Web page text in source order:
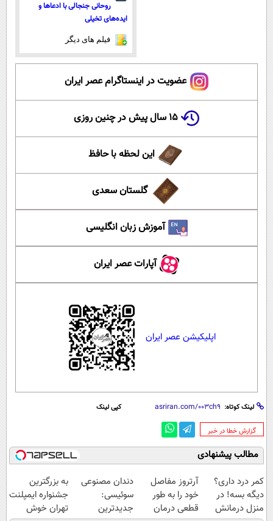
روحانی جنجالی با ادعاها و
ایده‌های تخیلی
فیلم های دیگر
عضویت در اینستاگرام عصر ایران
۱۵ سال پیش در چنین روزی
این لحظه با حافظ
گلستان سعدی
آموزش زبان انگلیسی
آپارات عصر ایران
اپلیکیشن عصر ایران
لینک کوتاه: کپی لینک
‌گزارش خطا در خبر
مطالب پیشنهادی
کمر درد داری؟
دیگه بسه! در
منزل درمانش
آرتروز مفاصل
خود را به طور
قطعی درمان
دندان مصنوعی
سوئیسی:
جدیدترین
به بزرگترین
جشنواره ایمپلنت
تهران خوش